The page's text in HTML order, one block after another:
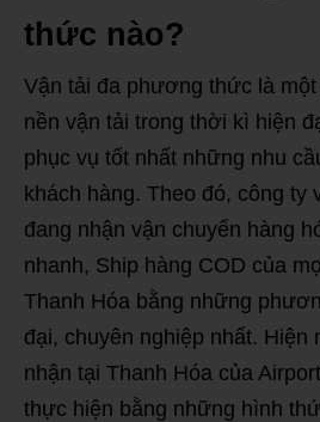
thức nào?
Vận tải đa phương thức là
nền vận tải trong thời kì hiện
phục vụ tốt nhất những nhu
khách hàng. Theo đó, công ty
đang nhận vận chuyển hàng
nhanh, Ship hàng COD của
Thanh Hóa bằng những
đại, chuyên nghiệp nhất. Hiện
nhận tại Thanh Hóa của
thực hiện bằng những hình